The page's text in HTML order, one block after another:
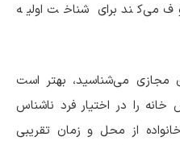
می‌کند برای شناخت اولیه
مجازی می‌شناسید، بهتر است
را در اختیار فرد ناشناس
از محل و زمان تقریبی